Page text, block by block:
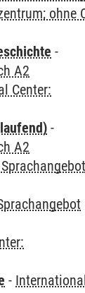
ohne
-
A2
Center:
-
A2
-